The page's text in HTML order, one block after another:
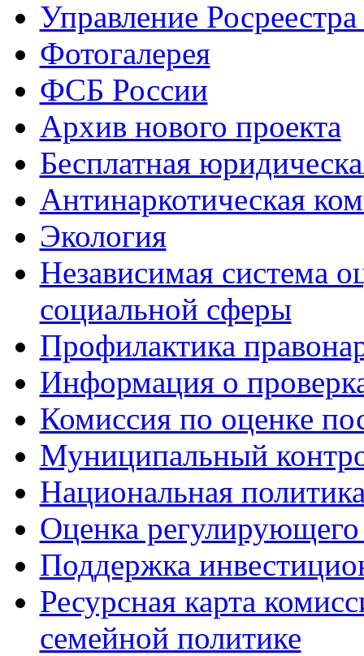
Управление
Фотогалерея
ФСБ России
Архив нового проекта
Бесплатная
Антинаркотическая
Экология
Независимая система
социальной сферы
Профилактика
Информация о
Комиссия по оценке
Муниципальный
Национальная
Оценка регулирующего
Поддержка
Ресурсная карта
семейной политике